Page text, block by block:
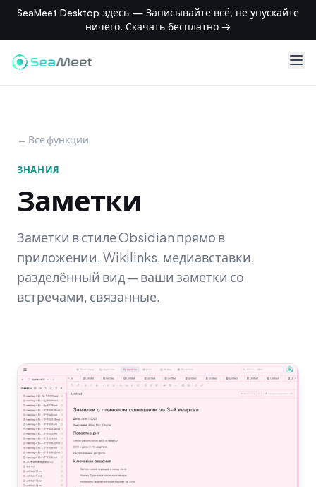
SeaMeet Desktop здесь — Записывайте всё, не упускайте
ничего. Скачать бесплатно →
← Все функции
ЗНАНИЯ
Заметки
Заметки в стиле Obsidian прямо в
приложении. Wikilinks, медиавставки,
разделённый вид — ваши заметки со
встречами, связанные.